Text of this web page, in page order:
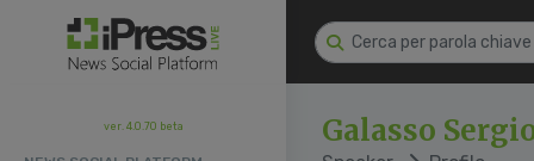
ver. 4.0.70 beta Galasso